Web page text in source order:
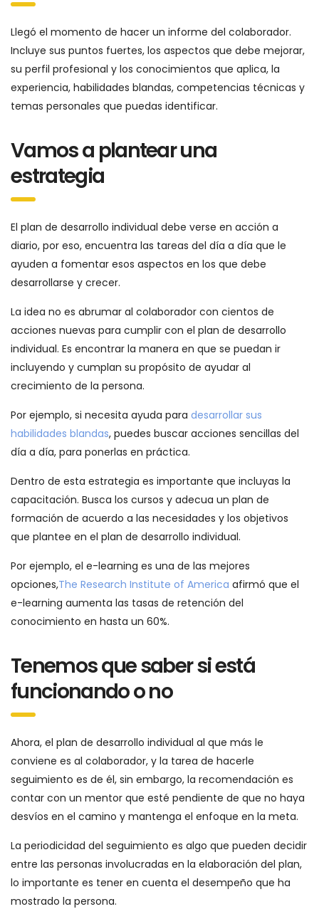
Llegó el momento de hacer un informe del colaborador.
Incluye sus puntos fuertes, los aspectos que debe mejorar,
su perfil profesional y los conocimientos que aplica, la
experiencia, habilidades blandas, competencias técnicas y
temas personales que puedas identificar.
Vamos a plantear una
estrategia
El plan de desarrollo individual debe verse en acción a
diario, por eso, encuentra las tareas del día a día que le
ayuden a fomentar esos aspectos en los que debe
desarrollarse y crecer.
La idea no es abrumar al colaborador con cientos de
acciones nuevas para cumplir con el plan de desarrollo
individual. Es encontrar la manera en que se puedan ir
incluyendo y cumplan su propósito de ayudar al
crecimiento de la persona.
Por ejemplo, si necesita ayuda para desarrollar sus
habilidades blandas, puedes buscar acciones sencillas del
día a día, para ponerlas en práctica.
Dentro de esta estrategia es importante que incluyas la
capacitación. Busca los cursos y adecua un plan de
formación de acuerdo a las necesidades y los objetivos
que plantee en el plan de desarrollo individual.
Por ejemplo, el e-learning es una de las mejores
opciones,The Research Institute of America afirmó que el
e-learning aumenta las tasas de retención del
conocimiento en hasta un 60%.
Tenemos que saber si está
funcionando o no
Ahora, el plan de desarrollo individual al que más le
conviene es al colaborador, y la tarea de hacerle
seguimiento es de él, sin embargo, la recomendación es
contar con un mentor que esté pendiente de que no haya
desvíos en el camino y mantenga el enfoque en la meta.
La periodicidad del seguimiento es algo que pueden decidir
entre las personas involucradas en la elaboración del plan,
lo importante es tener en cuenta el desempeño que ha
mostrado la persona.